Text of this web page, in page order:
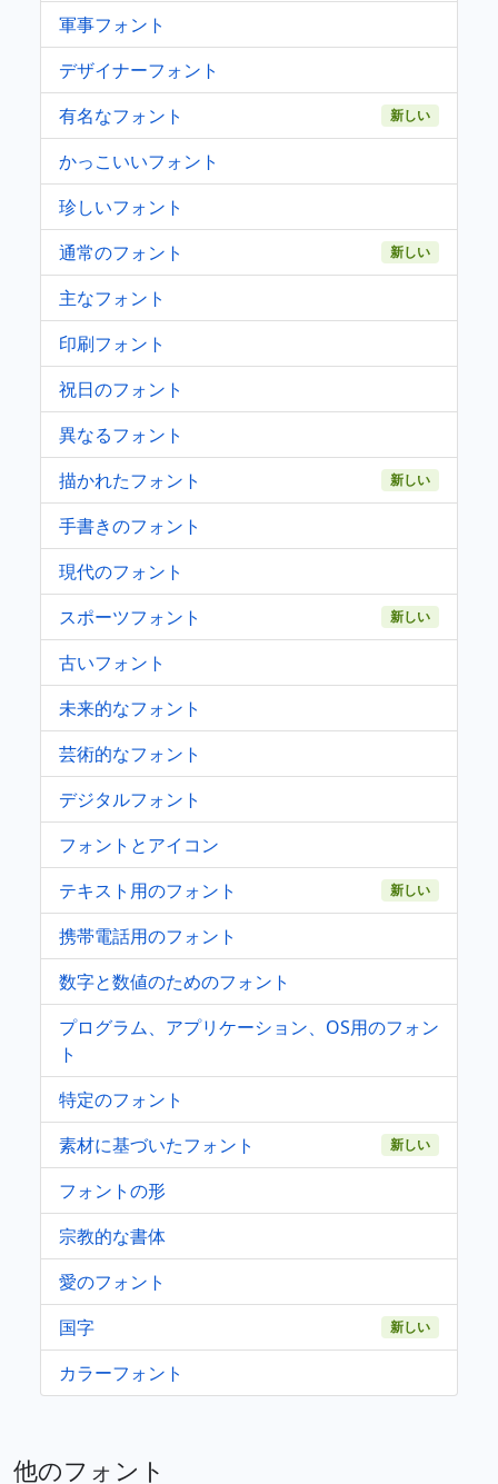
軍事フォント
デザイナーフォント
有名なフォント
新しい
かっこいいフォント
珍しいフォント
通常のフォント
新しい
主なフォント
印刷フォント
祝日のフォント
異なるフォント
描かれたフォント
新しい
手書きのフォント
現代のフォント
スポーツフォント
新しい
古いフォント
未来的なフォント
芸術的なフォント
デジタルフォント
フォントとアイコン
テキスト用のフォント
新しい
携帯電話用のフォント
数字と数値のためのフォント
プログラム、アプリケーション、OS用のフォン
ト
特定のフォント
素材に基づいたフォント
新しい
フォントの形
宗教的な書体
愛のフォント
国字
新しい
カラーフォント
他のフォント